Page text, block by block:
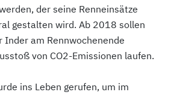
der seine Renneinsätze
gestalten wird. Ab 2018 sollen
Inder am Rennwochenende
von CO2-Emissionen laufen.
ins Leben gerufen, um im